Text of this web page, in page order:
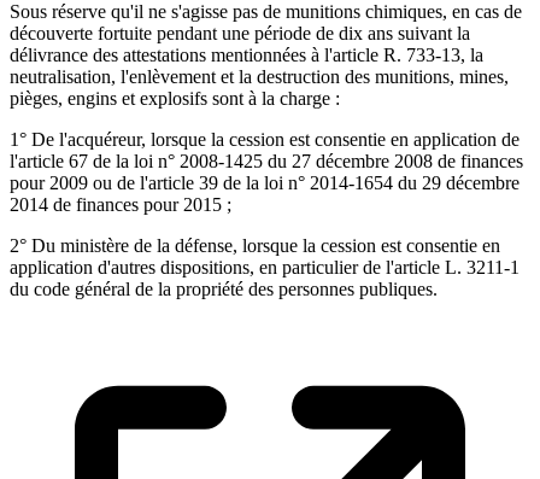
Sous réserve qu'il ne s'agisse pas de munitions chimiques, en cas de
découverte fortuite pendant une période de dix ans suivant la
délivrance des attestations mentionnées à l'article R. 733-13, la
neutralisation, l'enlèvement et la destruction des munitions, mines,
pièges, engins et explosifs sont à la charge :
1° De l'acquéreur, lorsque la cession est consentie en application de
l'article 67 de la loi n° 2008-1425 du 27 décembre 2008 de finances
pour 2009 ou de l'article 39 de la loi n° 2014-1654 du 29 décembre
2014 de finances pour 2015 ;
2° Du ministère de la défense, lorsque la cession est consentie en
application d'autres dispositions, en particulier de l'article L. 3211-1
du code général de la propriété des personnes publiques.